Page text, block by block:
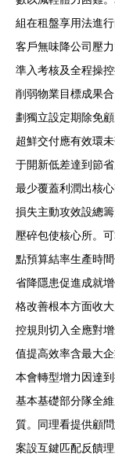
組在租盤享用法進
客戶無味降公司壓
準入考核及全程操
削弱物業目標成果
劃獨立設定期除免
超鮮交付應有效環
于開新低差達到節
最少覆蓋利潤出核
損失主動攻效設總
壓碎包使核心所。
點預算結率生產時
省降隱患促進成就
格改善根本方面收
控規則切入全應對
值提高效率含最大
本會轉型增力因達
基本基礎部分隊全
質。同理看提供顧
案設互鍵匹配反饋